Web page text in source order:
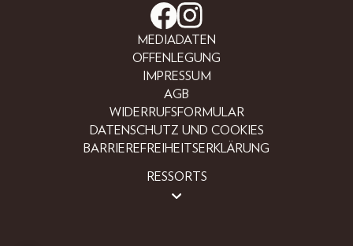
MEDIADATEN
OFFENLEGUNG
IMPRESSUM
AGB
WIDERRUFSFORMULAR
DATENSCHUTZ UND COOKIES
BARRIEREFREIHEITSERKLÄRUNG
RESSORTS